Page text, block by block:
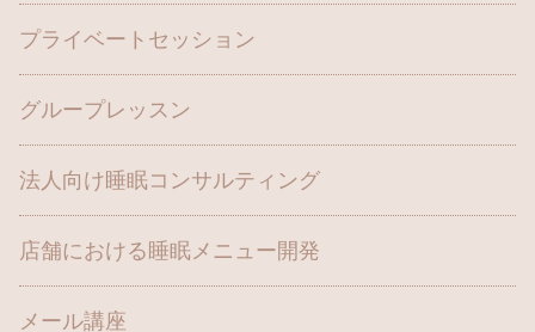
プライベートセッション
グループレッスン
法人向け睡眠コンサルティング
店舗における睡眠メニュー開発
メール講座